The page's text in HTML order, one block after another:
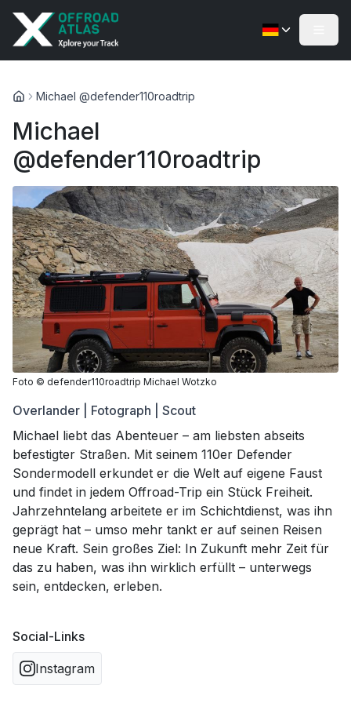
Michael @defender110roadtrip
Michael
@defender110roadtrip
Foto © defender110roadtrip Michael Wotzko
Overlander | Fotograph | Scout
Michael liebt das Abenteuer – am liebsten abseits
befestigter Straßen. Mit seinem 110er Defender
Sondermodell erkundet er die Welt auf eigene Faust
und findet in jedem Offroad-Trip ein Stück Freiheit.
Jahrzehntelang arbeitete er im Schichtdienst, was ihn
geprägt hat – umso mehr tankt er auf seinen Reisen
neue Kraft. Sein großes Ziel: In Zukunft mehr Zeit für
das zu haben, was ihn wirklich erfüllt – unterwegs
sein, entdecken, erleben.
Social-Links
Instagram